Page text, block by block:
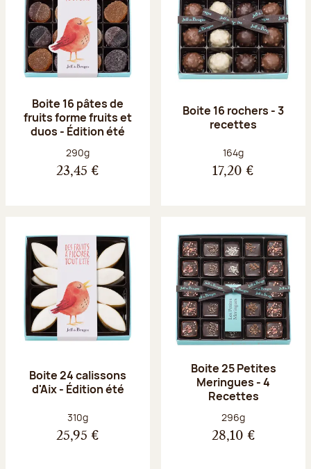
Boite 16 pâtes de
fruits forme fruits et
duos - Édition été
Poids net :
290g
23,45 €
Boite 16 rochers - 3
recettes
Poids net :
164g
17,20 €
Boite 24 calissons
d'Aix - Édition été
Poids net :
310g
25,95 €
Boite 25 Petites
Meringues - 4
Recettes
Poids net :
296g
28,10 €